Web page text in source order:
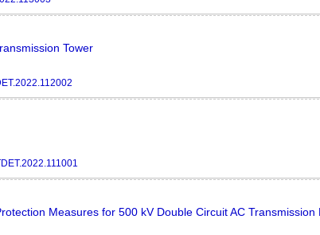
Tower
Measures for 500 kV Double Circuit AC Transmission